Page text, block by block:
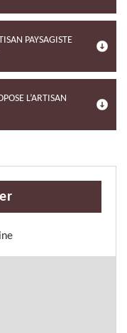
PAYSAGISTE
L’ARTISAN